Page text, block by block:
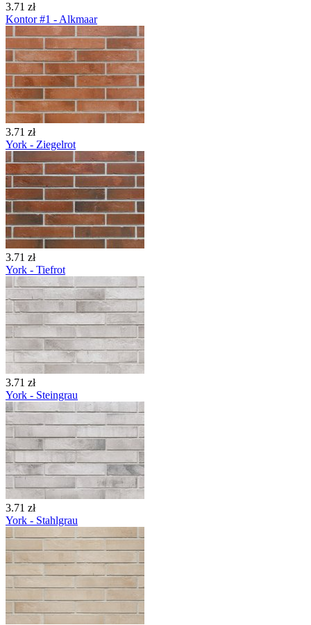
3.71 zł
Kontor #1 - Alkmaar
3.71 zł
York - Ziegelrot
3.71 zł
York - Tiefrot
3.71 zł
York - Steingrau
3.71 zł
York - Stahlgrau